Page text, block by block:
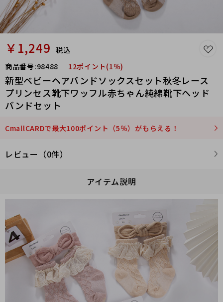
￥1,249 税込
商品番号:98488 12ポイント(1％)
新型ベビーヘアバンドソックスセット秋冬レース
プリンセス靴下ワッフル赤ちゃん純綿靴下ヘッド
バンドセット
CmallCARDで最大100ポイント（5％）がもらえる！
レビュー（0件）
アイテム説明